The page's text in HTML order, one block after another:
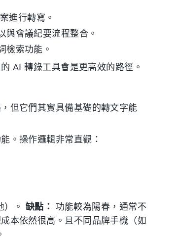
進行轉寫。
與會議紀要流程整合。
檢索功能。
AI 轉錄工具會是更高效的路徑。
但它們其實具備基礎的轉文字能
。操作邏輯非常直觀：
）。 缺點：
功能較為陽春，通常不
本依然很高。且不同品牌手機（如